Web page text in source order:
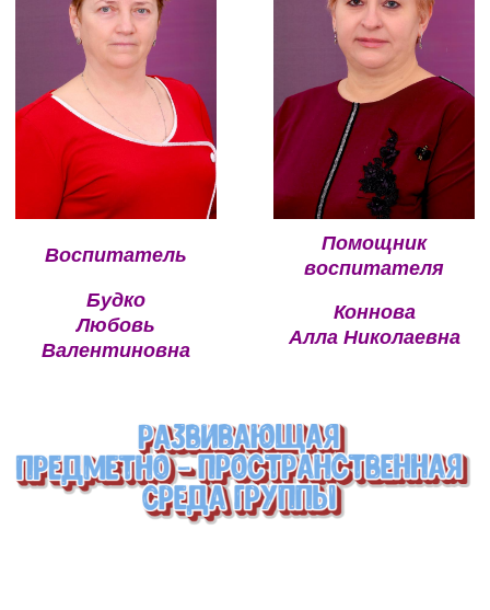
Воспитатель
Помощник
воспитателя
Будко
Любовь
Валентиновна
Коннова
Алла Николаевна